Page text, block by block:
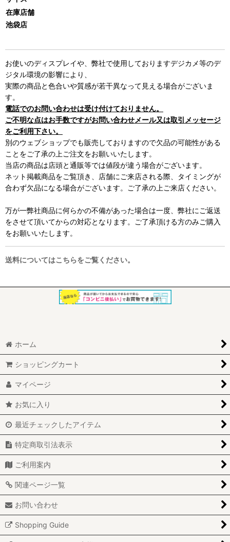
在庫店舗
池袋店
お使いのディスプレイや、弊社で使用しておりますデジカメ等のデ
ジタル環境の影響により、
実際の商品と色合いや質感が若干異なって見える場合がございま
す。
電話でのお問い合わせは受け付けておりません。
ご不明な点はお手数ですがお問い合わせメール又は取引メッセージ
をご利用下さい。
別のウェブショップでも販売しておりますので欠品の可能性がある
ことをご了承の上ご注文をお願いいたします。
当店の商品は店頭と通販等では値段が違う場合がございます。
ネット掲載商品をご覧頂き、店舗にご来店される際、タイミングが
合わず欠品になる場合がございます。ご了承の上ご来店ください。
万が一弊社商品に何らかの不備があった場合は一度、弊社にご返送
をさせて頂いてからの対応となります。ご了承頂ける方のみご購入
をお願いいたします。
送料についてはこちらをご覧ください。
ホーム
ショッピングカート
マイページ
お気に入り
最近チェックしたアイテム
特定商取引法表示
ご利用案内
関連ページ一覧
お問い合わせ
Shopping Guide